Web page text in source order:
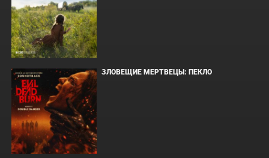
ЗЛОВЕЩИЕ МЕРТВЕЦЫ: ПЕКЛО